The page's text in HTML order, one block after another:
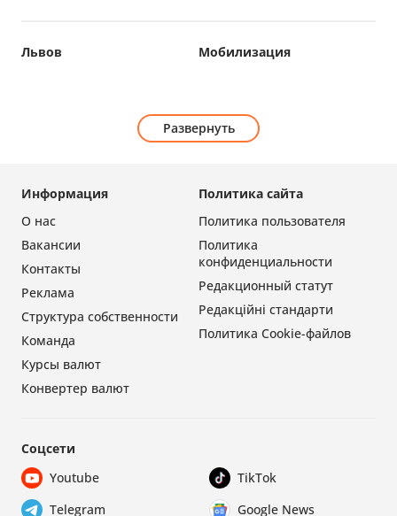
Львов Мобилизация
Развернуть
Политика сайта
Политика пользователя
Политика
конфиденциальности
Редакционный статут
Редакційні стандарти
Политика Cookie-файлов
Информация
О нас
Вакансии
Контакты
Реклама
Структура собственности
Команда
Курсы валют
Конвертер валют
Соцсети
Youtube
TikTok
Telegram
Google News